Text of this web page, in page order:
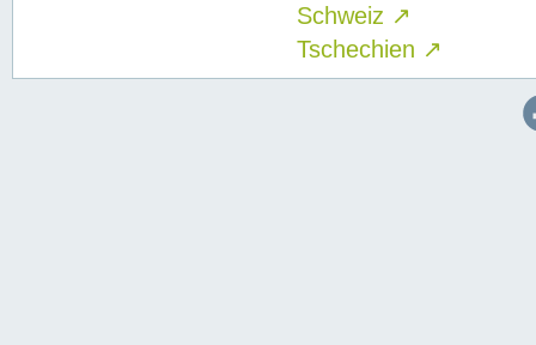
Schweiz ↗
Tschechien ↗